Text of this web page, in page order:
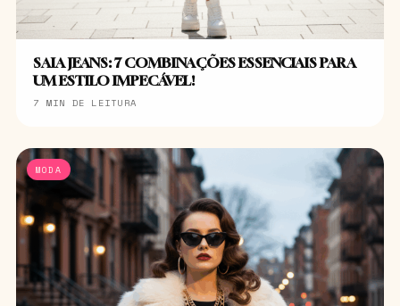
SAIA JEANS: 7 COMBINAÇÕES ESSENCIAIS PARA
UM ESTILO IMPECÁVEL!
7 MIN DE LEITURA
MODA